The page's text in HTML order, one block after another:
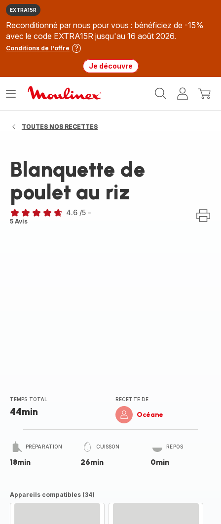
EXTRA15R
Reconditionné par nous pour vous : bénéficiez de -15%
avec le code EXTRA15R jusqu'au 16 août 2026.
Conditions de l'offre
Je découvre
MonMon
Ouvrir
TOUTES NOS RECETTES
Blanquette de
poulet au riz
ratings.4.6
4.6 /5 -
5 Avis
TEMPS TOTAL
44min
RECETTE DE
Océane
PRÉPARATION
18min
CUISSON
26min
REPOS
0min
Appareils compatibles (34)